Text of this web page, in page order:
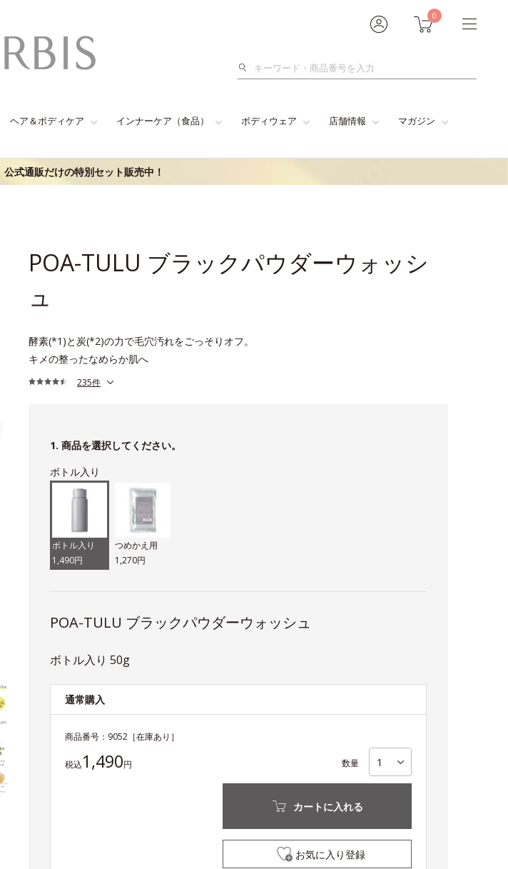
0
検
ヘア＆ボディケア インナーケア（食品） ボディウェア 店舗情報 マガジン
公式通販だけの特別セット販売中！
POA-TULU ブラックパウダーウォッシ
ュ
酵素(*1)と炭(*2)の力で毛穴汚れをごっそりオフ。
キメの整ったなめらか肌へ
235件
1. 商品を選択してください。
ボトル入り
ボトル入り
1,490円
つめかえ用
1,270円
POA-TULU ブラックパウダーウォッシュ
ボトル入り 50g
通常購入
商品番号： 9052 ［在庫あり］
税込1,490円 数量
カートに入れる
お気に入り登録